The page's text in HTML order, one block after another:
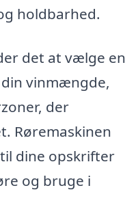
holdbarhed.
det at vælge en
vinmængde,
der
Røremaskinen
dine opskrifter
og bruge i